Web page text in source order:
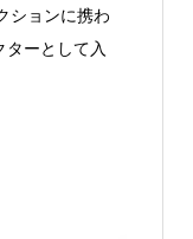
ションに携わ
ーとして入